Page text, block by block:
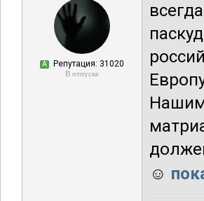
А Репутация: 31020
В отпуске
Нашим
☺